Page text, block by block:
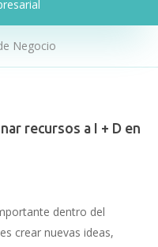
Negocio
recursos a I + D en
dentro del
crear nuevas ideas,